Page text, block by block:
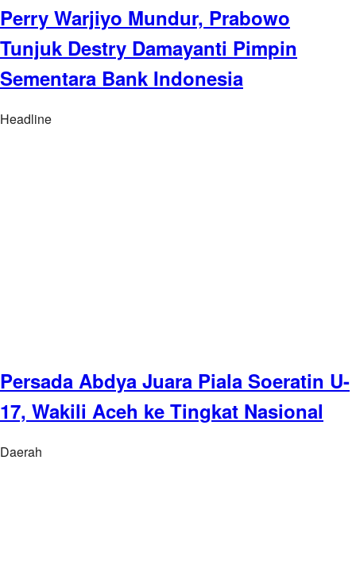
Perry Warjiyo Mundur, Prabowo
Tunjuk Destry Damayanti Pimpin
Sementara Bank Indonesia
Headline
Persada Abdya Juara Piala Soeratin U-
17, Wakili Aceh ke Tingkat Nasional
Daerah